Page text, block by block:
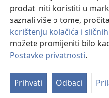
prodati niti koristiti u
saznali više o tome,
korištenju kolačića i
možete promijeniti bilo
Postavke privatnosti.
Prihvati Odbaci
Copyright© 2026 Watch Tower
UVJETI KORIŠTENJA|